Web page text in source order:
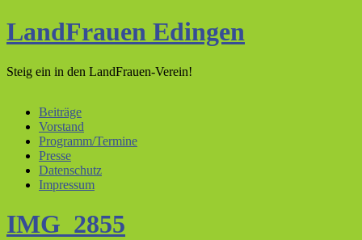
LandFrauen Edingen
Steig ein in den LandFrauen-Verein!
Beiträge
Vorstand
Programm/Termine
Presse
Datenschutz
Impressum
IMG_2855